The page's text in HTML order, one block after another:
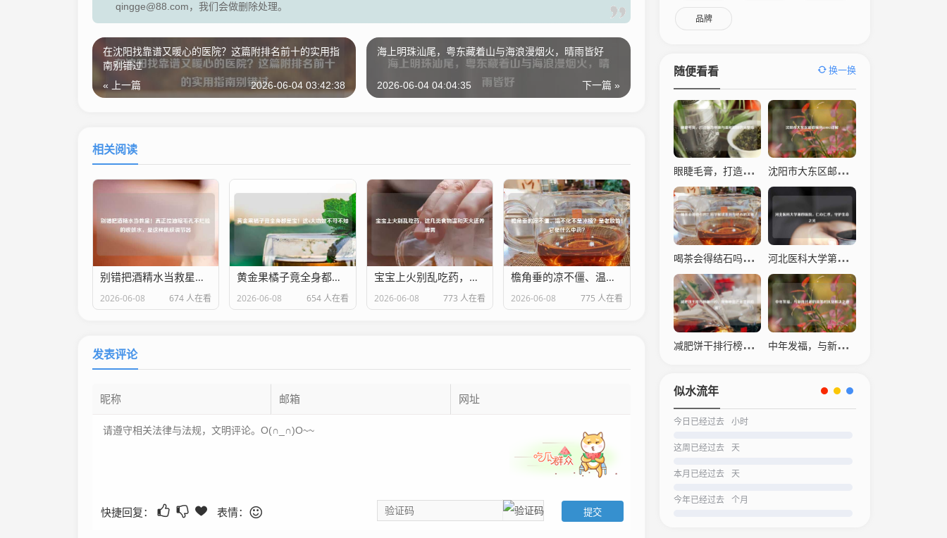
qingge@88.com，我们会做删除处理。
在沈阳找靠谱又暖心的医院？这篇附排名前十的实用指
南别错过
« 上一篇 2026-06-04 03:42:38
海上明珠汕尾，粤东藏着山与海浪漫烟火，晴雨皆好
下一篇 »
2026-06-04 04:04:35
相关阅读
别错把酒精水当救星！真正控油缩毛孔不烂脸的收敛水，是这种肌肤调节器
2026-06-08 674 人在看
黄金果橘子竟全身都是宝！这6大功效不可不知
2026-06-08 654 人在看
宝宝上火别乱吃药，这几类食物温和灭火还养脾胃
2026-06-08 773 人在看
檐角垂的凉不僵、温不化不是冰棱？是老胶饴！它是什么中药？
2026-06-08 775 人在看
发表评论
快捷回复： 表情：
品牌
随便看看 换一换
眼睫毛膏，打造魅力电眼与温和卸除的完整指南 沈阳市大东区邮政编码110043详解
喝茶会得结石吗？科学解读茶叶与结石的关系 河北医科大学第四医院，仁心仁术，守护生命之光
减肥饼干排行榜之一名，瘦身神器还是营销陷阱？ 中年发福，与新陈代谢的温柔对抗及解决之道
似水流年
今日已经过去 小时
这周已经过去 天
本月已经过去 天
今年已经过去 个月